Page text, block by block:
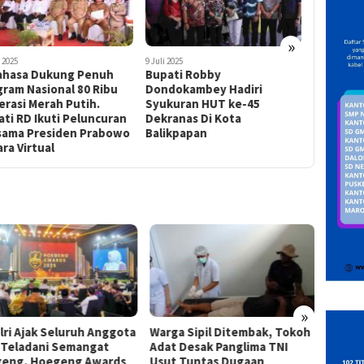
»
Robby
Hadiri
HUT ke-45
Di Kota
6 Juni 2025
Bupati Minahasa Robby
Dondokambey Sambut Hari
Raya Idul Adha 1446 H,
Serahkan 20 Sapi Kurban
1 Juni 2025
»
Sipil Ditembak, Tokoh
Panglima TNI
INAKOR Bongkar Korupsi
Infrastruktur PUPR Sulut di